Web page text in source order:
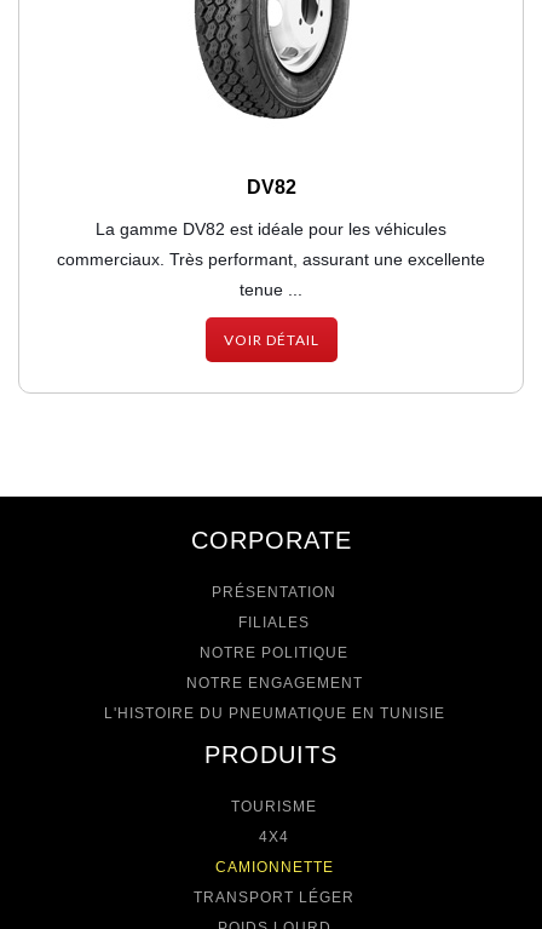
DV82
La gamme DV82 est idéale pour les véhicules
commerciaux. Très performant, assurant une excellente
tenue ...
VOIR DÉTAIL
CORPORATE
PRÉSENTATION
FILIALES
NOTRE POLITIQUE
NOTRE ENGAGEMENT
L'HISTOIRE DU PNEUMATIQUE EN TUNISIE
PRODUITS
TOURISME
4X4
CAMIONNETTE
TRANSPORT LÉGER